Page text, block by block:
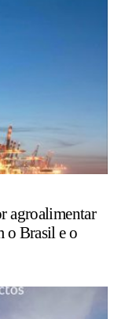
agroalimentar
o Brasil e o